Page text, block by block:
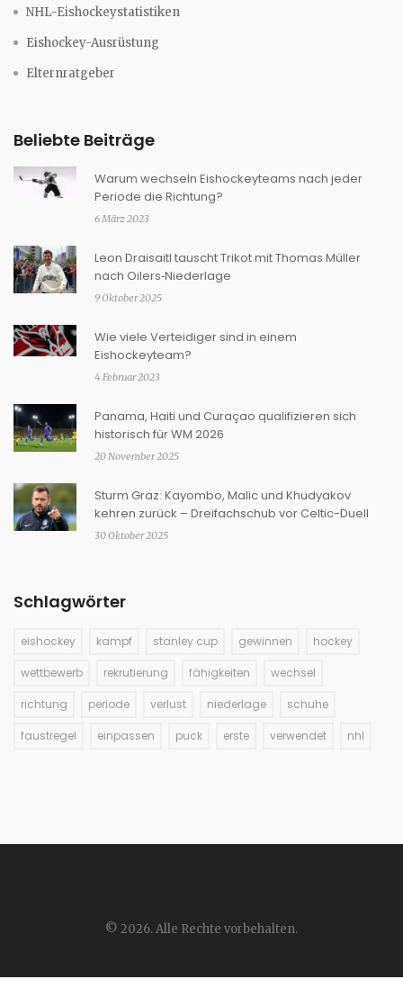
NHL-Eishockeystatistiken
Eishockey-Ausrüstung
Elternratgeber
Beliebte Beiträge
Warum wechseln Eishockeyteams nach jeder
Periode die Richtung?
6 März 2023
Leon Draisaitl tauscht Trikot mit Thomas Müller
nach Oilers‑Niederlage
9 Oktober 2025
Wie viele Verteidiger sind in einem
Eishockeyteam?
4 Februar 2023
Panama, Haiti und Curaçao qualifizieren sich
historisch für WM 2026
20 November 2025
Sturm Graz: Kayombo, Malic und Khudyakov
kehren zurück – Dreifachschub vor Celtic-Duell
30 Oktober 2025
Schlagwörter
eishockey kampf stanley cup gewinnen hockey
wettbewerb rekrutierung fähigkeiten wechsel
richtung periode verlust niederlage schuhe
faustregel einpassen puck erste verwendet nhl
© 2026. Alle Rechte vorbehalten.